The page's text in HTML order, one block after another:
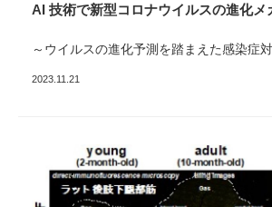
AI 技術で新型コロナウイルスの進化メ
～ウイルスの進化予測を踏まえた感染症
2023.11.21